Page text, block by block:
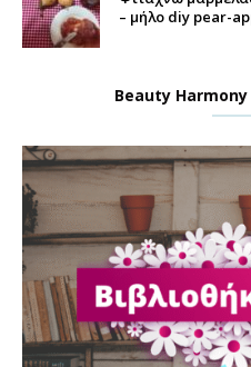
– μήλο diy pear-
Beauty